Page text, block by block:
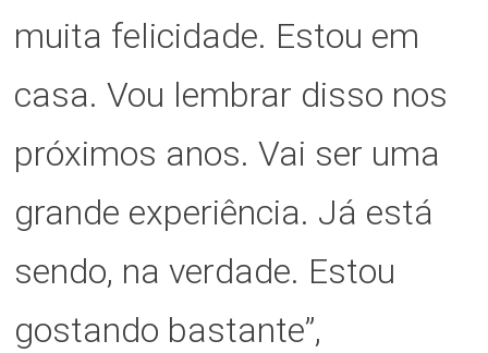
muita felicidade. Estou em
casa. Vou lembrar disso nos
próximos anos. Vai ser uma
grande experiência. Já está
sendo, na verdade. Estou
gostando bastante”,